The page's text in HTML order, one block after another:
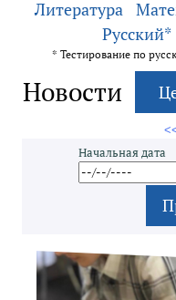
Литература
Русский*
* Тестирование по
Новости
Начальная дата